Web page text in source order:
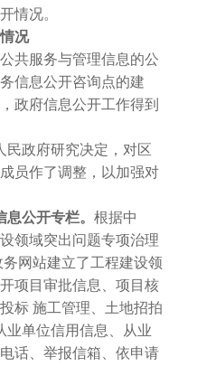
情况。
况
服务与管理信息的公
信息公开咨询点的建
政府信息公开工作得到
政府研究决定，对区
员作了调整，以加强对
公开专栏。 根据中
领域突出问题专项治理
网站建立了工程建设领
项目审批信息、项目核
标 施工管理、土地招拍
业单位信用信息、从业
话、举报信箱、依申请